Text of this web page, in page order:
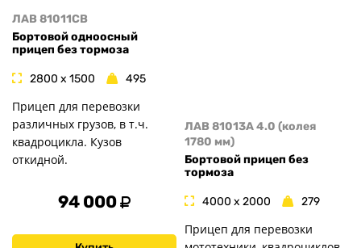
ЛАВ 81011CB
Бортовой одноосный
прицеп без тормоза
2800 x 1500 495
Прицеп для перевозки
различных грузов, в т.ч.
квадроцикла. Кузов
откидной.
94 000
ЛАВ 81013A 4.0 (колея
1780 мм)
Бортовой прицеп без
тормоза
4000 x 2000 279
Прицеп для перевозки